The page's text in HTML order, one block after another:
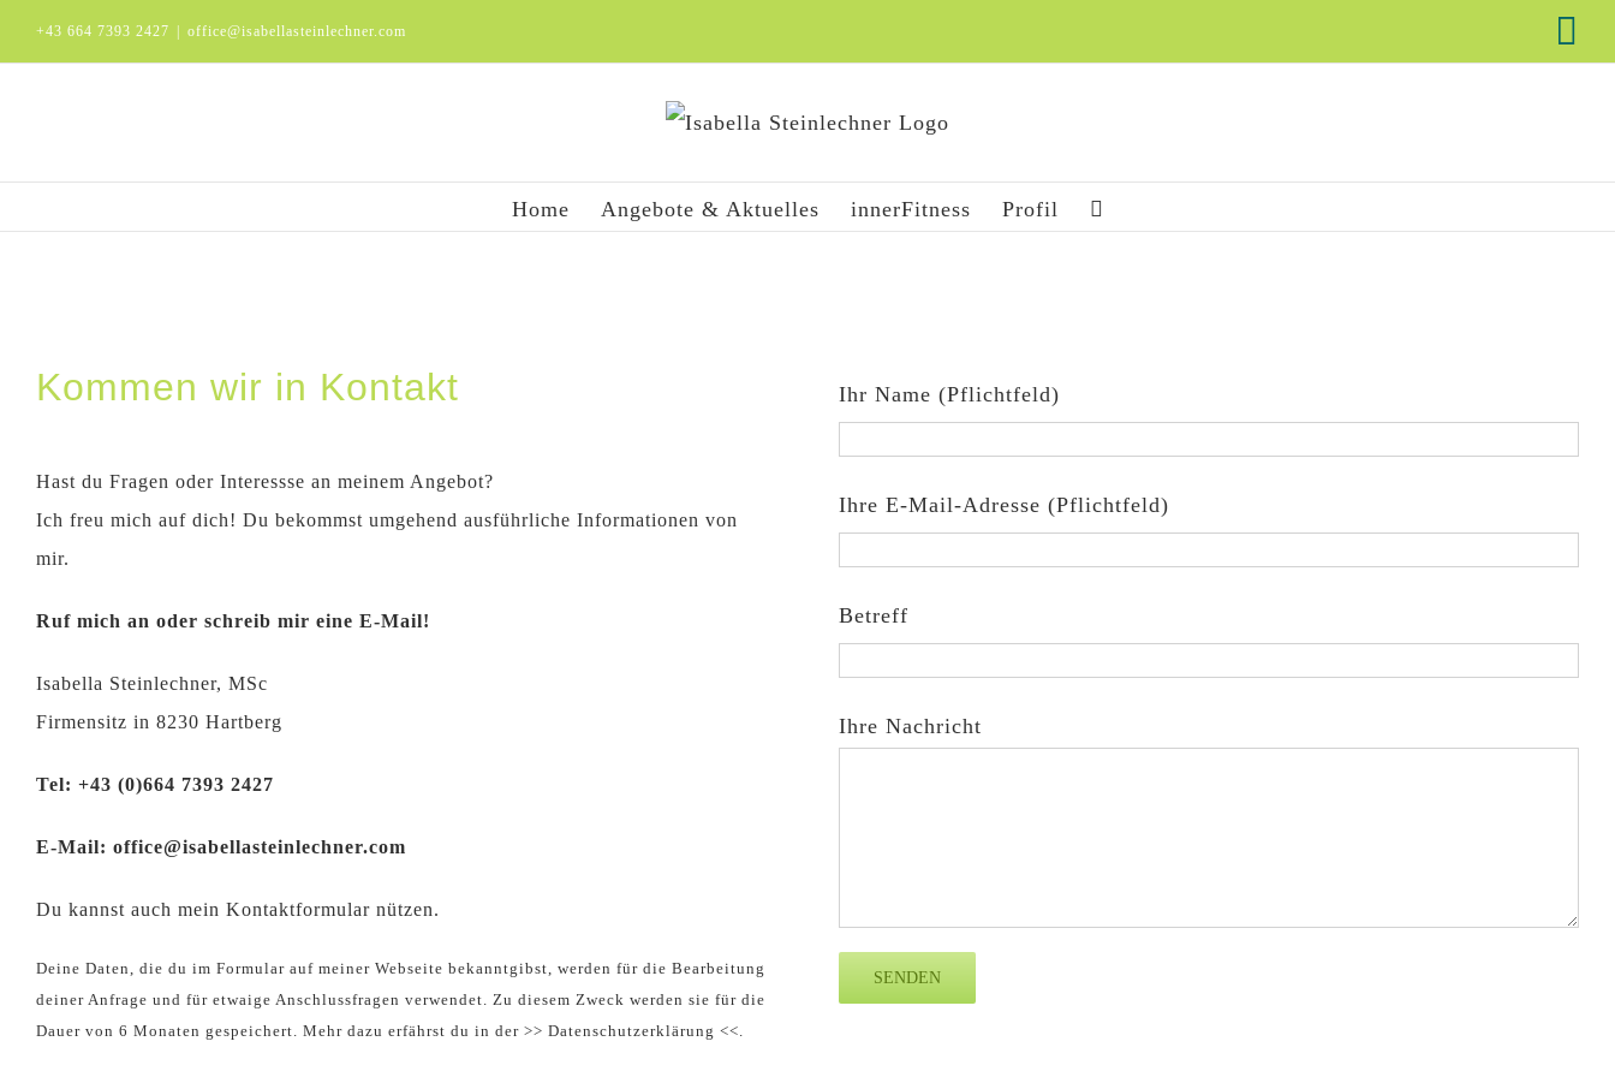
Zum
Inhalt
+43 664 7393 2427 office@isabellasteinlechner.com
Home Angebote & Aktuelles innerFitness Profil
Kommen wir in Kontakt
Hast du Fragen oder Interessse an meinem Angebot?
Ich freu mich auf dich! Du bekommst umgehend ausführliche Informationen von
mir.
Ruf mich an oder schreib mir eine E-Mail!
Isabella Steinlechner, MSc
Firmensitz in 8230 Hartberg
Tel: +43 (0)664 7393 2427
E-Mail: office@isabellasteinlechner.com
Du kannst auch mein Kontaktformular nützen.
Deine Daten, die du im Formular auf meiner Webseite bekanntgibst, werden für die Bearbeitung
deiner Anfrage und für etwaige Anschlussfragen verwendet. Zu diesem Zweck werden sie für die
Dauer von 6 Monaten gespeichert. Mehr dazu erfährst du in der >> Datenschutzerklärung <<.
Ihr Name (Pflichtfeld)
Ihre E-Mail-Adresse (Pflichtfeld)
Betreff
Ihre Nachricht